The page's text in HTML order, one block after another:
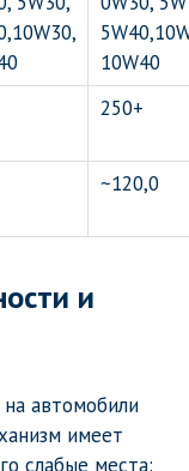
10W40
250+
~120,0
и
автомобили
имеет
слабые места: